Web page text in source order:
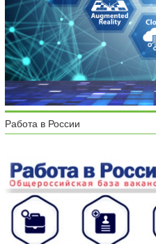
Работа в России